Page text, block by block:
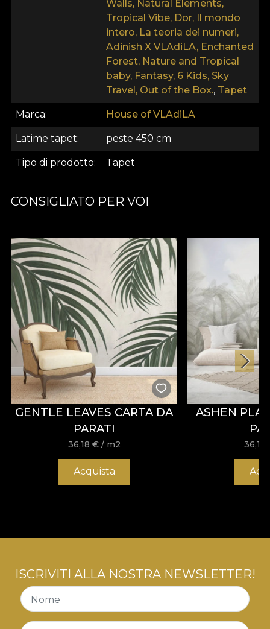
Walls, Natural Elements,
Tropical Vibe, Dor, Il mondo
intero, La teoria dei numeri,
Adinish X VLAdiLA, Enchanted
Forest, Nature and Tropical
baby, Fantasy, 6 Kids, Sky
Travel, Out of the Box., Tapet
Marca House of VLAdiLA
Latime tapet peste 450 cm
Tipo di prodotto Tapet
CONSIGLIATO PER VOI
GENTLE LEAVES CARTA DA
PARATI
36,18 € / m2
Acquista
ASHEN
36,18
ISCRIVITI ALLA NOSTRA NEWSLETTER!
Nome